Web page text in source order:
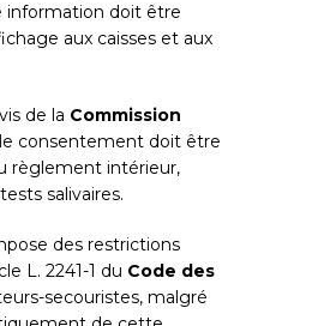
information doit être
aux caisses et aux
de la Commission
le consentement doit être
règlement intérieur,
salivaires.
des restrictions
L. 2241-1 du Code des
secouristes, malgré